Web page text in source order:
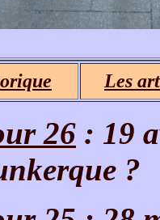
Les
26 : 19
?